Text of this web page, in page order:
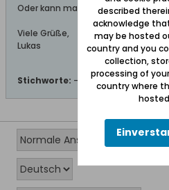
Oder kann man das Standesamt
Viele Grüße,
Lukas
Stichworte: -
described
acknowledge
may be hosted
country and you
collection,
processing of
country where